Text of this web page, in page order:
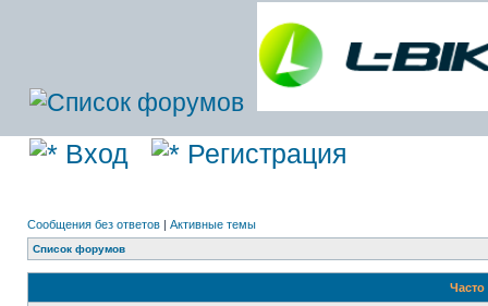
Вход Регистрация
Сообщения без ответов | Активные темы
Список форумов